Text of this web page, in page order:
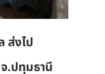
ส่งไป
.ปทุมธานี